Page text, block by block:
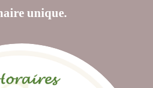
unique.